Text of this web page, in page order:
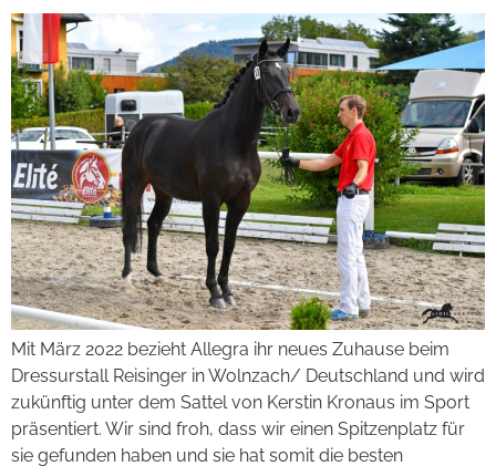
Mit März 2022 bezieht Allegra ihr neues Zuhause beim
Dressurstall Reisinger in Wolnzach/ Deutschland und wird
zukünftig unter dem Sattel von Kerstin Kronaus im Sport
präsentiert. Wir sind froh, dass wir einen Spitzenplatz für
sie gefunden haben und sie hat somit die besten